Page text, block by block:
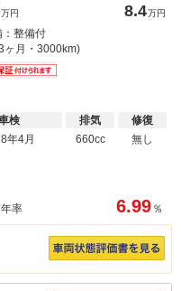
万円 8.4万円
整備付
ヶ月・3000km)
検
年4月
排気
660cc
修復
無し
率 6.99 ％